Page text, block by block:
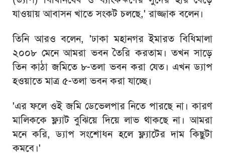
যাওয়ায় আবাসন খাতে সংকট চলছে,' রাজ্জাক বলেন।
তিনি আরও বলেন, 'ঢাকা মহানগর ইমারত বিধিমালা
২০০৮ মেনে আমরা ভবন তৈরি করতাম। তখন সাড়ে
তিন কাঠা জমিতে ৮-তলা ভবন করা যেত। এখন ড্যাপ
হওয়াতে মাত্র ৫-তলা ভবন করা যাচ্ছে।
'এর ফলে ওই জমি ডেভেলপার নিতে পারছে না। কারণ
মালিককে ফ্ল্যাট বুঝিয়ে দিয়ে লাভ থাকছে না। আমরা
মনে করি, ড্যাপ সংশোধন হলে ফ্ল্যাটের দাম কিছুটা
কমবে।'